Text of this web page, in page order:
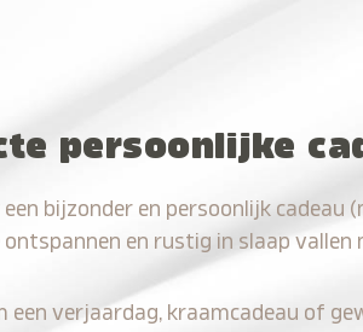
persoonlijke
een bijzonder en persoonlijk cadeau
en rustig in slaap
een verjaardag, kraamcadeau of